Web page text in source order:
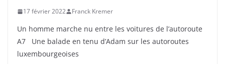
17 février 2022 Franck Kremer
Un homme marche nu entre les voitures de l’autoroute
A7 Une balade en tenu d’Adam sur les autoroutes
luxembourgeoises